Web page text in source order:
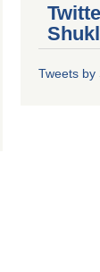
Tweets by